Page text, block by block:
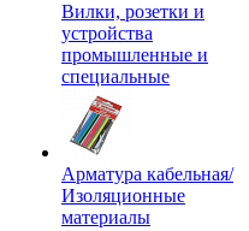
Вилки, розетки и
устройства
промышленные и
специальные
Арматура кабельная/
Изоляционные
материалы